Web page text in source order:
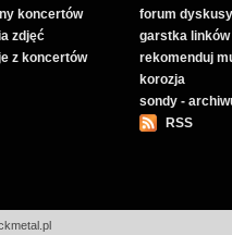
koncertów
zdjęć
z koncertów
forum
garstka linków
rekomenduj
korozja
sondy -
RSS